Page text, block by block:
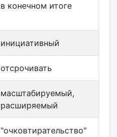
в конечном итоге
инициативный
отсрочивать
масштабируемый,
расширяемый
"очковтирательство"